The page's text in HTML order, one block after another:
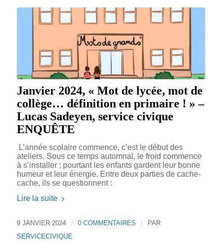
Janvier 2024, « Mot de lycée, mot de
collège… définition en primaire ! » –
Lucas Sadeyen, service civique
ENQUÊTE
L’année scolaire commence, c’est le début des
ateliers. Sous ce temps automnal, le froid commence
à s’installer ; pourtant les enfants gardent leur bonne
humeur et leur énergie. Entre deux parties de cache-
cache, ils se questionnent :
Lire la suite
9 JANVIER 2024 / 0 COMMENTAIRES /
PAR
SERVICECIVIQUE